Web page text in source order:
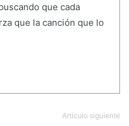
que cada
que la canción que lo
Artículo siguiente